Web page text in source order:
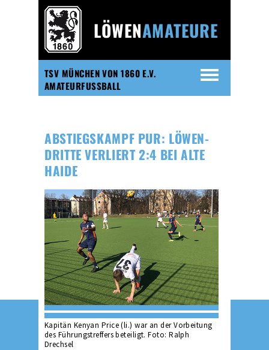
TSV MÜNCHEN VON 1860 E.V.
AMATEURFUSSBALL
LÖWENAMATEURE
ABSTIEGSKAMPF PUR: LÖWEN-
DRITTE VERLIERT 2:4 BEI ALTE
HAIDE
Kapitän Kenyan Price (li.) war an der Vorbeitung
des Führungstreffers beteiligt. Foto: Ralph
Drechsel